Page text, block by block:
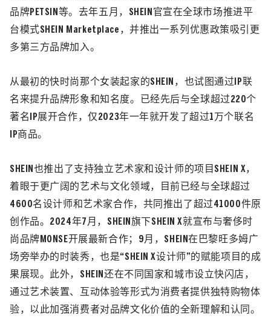
品牌PETSIN等。去年五月，SHEIN官宣在全球市场推进平
台模式SHEIN Marketplace，并推出一系列优惠政策吸引更
多第三方品牌加入。
从最初的快时尚那个女装起家的SHEIN，也试图通过IP联
名来提升品牌形象和知名度。已经先后与全球超过220个
著名IP展开合作，仅2023年一年就开发了超过1万个联名
IP商品。
SHEIN也推出了支持独立艺术家和设计师的项目SHEIN X，
着眼于更广阔的艺术与文化领域，目前已经与全球超过
4600名设计师和艺术家合作，共同推出了超过41000件原
创作品。2024年7月，SHEIN旗下SHEIN X就宣布与奢侈时
尚品牌MONSE开展最新合作；9月，SHEIN在巴黎旺多姆广
场旁举办的时装秀，也是“SHEIN X设计师”的赋能项目的成
果展现。此外，SHEIN还在不同国家和城市设立快闪店，
通过艺术装置、互动体验等形式为消费者提供独特购物体
验，以此加强消费者对品牌文化价值的全新理解和认同。